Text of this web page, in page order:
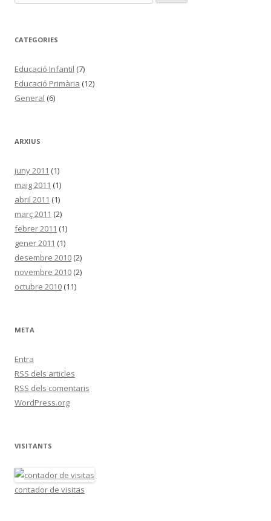
e
c
:
CATEGORIES
Educació Infantil (7)
Educació Primària (12)
General (6)
ARXIUS
juny 2011 (1)
maig 2011 (1)
abril 2011 (1)
març 2011 (2)
febrer 2011 (1)
gener 2011 (1)
desembre 2010 (2)
novembre 2010 (2)
octubre 2010 (11)
META
Entra
RSS dels articles
RSS dels comentaris
WordPress.org
VISITANTS
contador de visitas